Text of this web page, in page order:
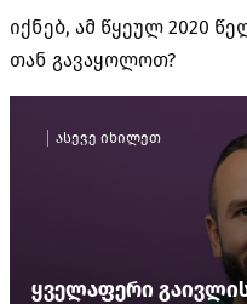
იქნებ, ამ წყეულ 2020
თან გავაყოლოთ?
ასევე იხილეთ
ყველაფერი